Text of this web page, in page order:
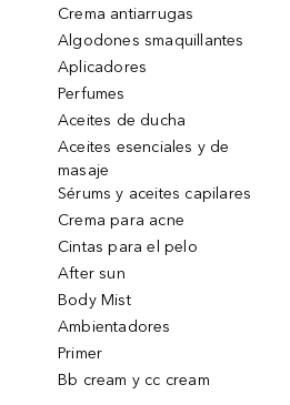
Crema antiarrugas
Algodones smaquillantes
Aplicadores
Perfumes
Aceites de ducha
Aceites esenciales y de
masaje
Sérums y aceites capilares
Crema para acne
Cintas para el pelo
After sun
Body Mist
Ambientadores
Primer
Bb cream y cc cream